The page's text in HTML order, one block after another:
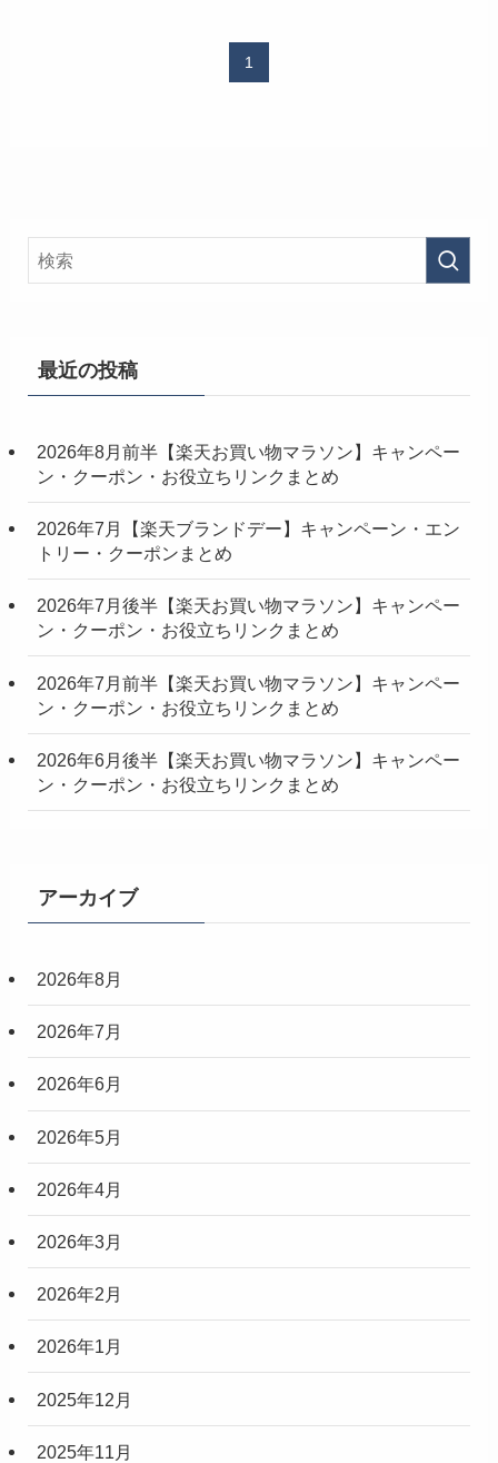
1
最近の投稿
2026年8月前半【楽天お買い物マラソン】キャンペー
ン・クーポン・お役立ちリンクまとめ
2026年7月【楽天ブランドデー】キャンペーン・エン
トリー・クーポンまとめ
2026年7月後半【楽天お買い物マラソン】キャンペー
ン・クーポン・お役立ちリンクまとめ
2026年7月前半【楽天お買い物マラソン】キャンペー
ン・クーポン・お役立ちリンクまとめ
2026年6月後半【楽天お買い物マラソン】キャンペー
ン・クーポン・お役立ちリンクまとめ
アーカイブ
2026年8月
2026年7月
2026年6月
2026年5月
2026年4月
2026年3月
2026年2月
2026年1月
2025年12月
2025年11月